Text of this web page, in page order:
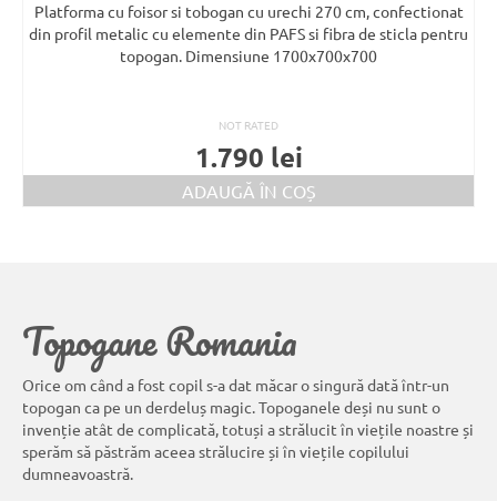
Platforma cu foisor si tobogan cu urechi 270 cm, confectionat
din profil metalic cu elemente din PAFS si fibra de sticla pentru
topogan. Dimensiune 1700x700x700
NOT RATED
1.790 lei
ADAUGĂ ÎN COȘ
Topogane Romania
Orice om când a fost copil s-a dat măcar o singură dată într-un
topogan ca pe un derdeluș magic. Topoganele deși nu sunt o
invenție atât de complicată, totuși a strălucit în viețile noastre și
sperăm să păstrăm aceea strălucire și în viețile copilului
dumneavoastră.